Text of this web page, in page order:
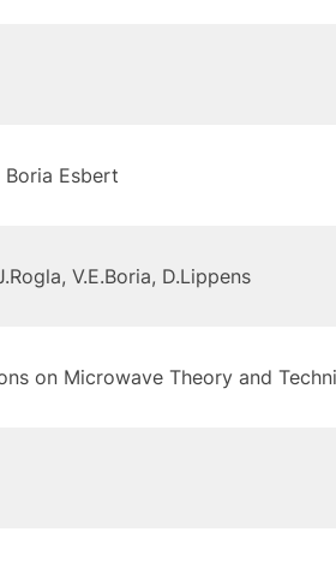
Boria Esbert
V.E.Boria, D.Lippens
on Microwave Theory and